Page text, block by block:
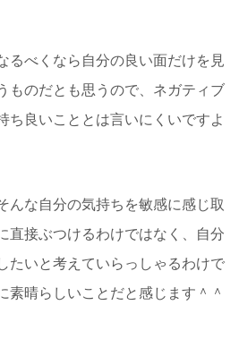
るべくなら自分の良い面だけを見
ものだとも思うので、ネガティブ
ち良いこととは言いにくいですよ
んな自分の気持ちを敏感に感じ取
直接ぶつけるわけではなく、自分
たいと考えていらっしゃるわけで
素晴らしいことだと感じます＾＾